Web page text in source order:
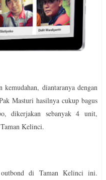
diantaranya dengan
Masturi hasilnya cukup bagus
dikerjakan sebanyak 4 unit,
Kelinci.
di Taman Kelinci ini.